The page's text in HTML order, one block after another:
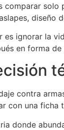
comparar solo
diseño
es ignorar la
en forma
contra
con una ficha
donde